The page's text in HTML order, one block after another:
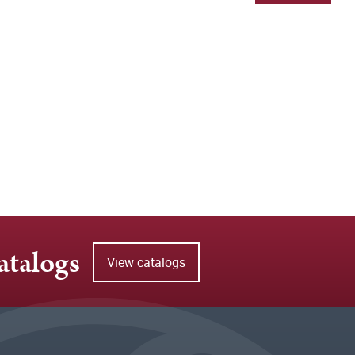
View catalogs